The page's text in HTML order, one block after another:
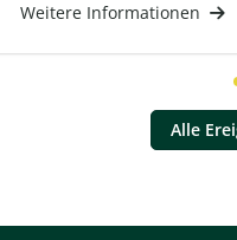
Weitere Informationen
Alle